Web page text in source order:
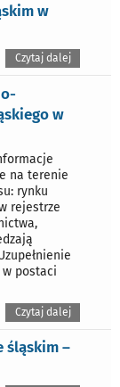
w
Czytaj dalej
w
na terenie
rynku
rejestrze
postaci
Czytaj dalej
śląskim –